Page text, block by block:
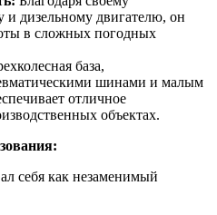
дизельному двигателю, он
в сложных погодных
база,
шинами и малым
отличное
объектах.
себя как незаменимый